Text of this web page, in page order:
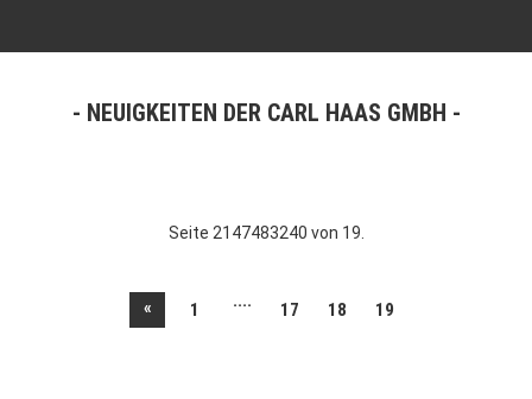
NEUIGKEITEN DER CARL HAAS GMBH
Seite 2147483240 von 19.
« 1 .... 17 18 19